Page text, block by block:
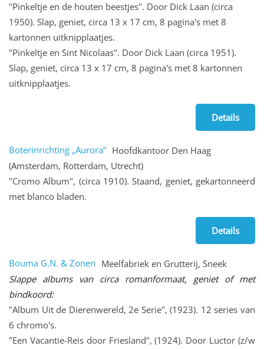
"Pinkeltje en de houten beestjes". Door Dick Laan (circa
1950). Slap, geniet, circa 13 x 17 cm, 8 pagina's met 8
kartonnen uitknipplaatjes.
"Pinkeltje en Sint Nicolaas". Door Dick Laan (circa 1951).
Slap, geniet, circa 13 x 17 cm, 8 pagina's met 8 kartonnen
uitknipplaatjes.
Details
Boterinrichting „Aurora” Hoofdkantoor Den Haag
(Amsterdam, Rotterdam, Utrecht)
"Cromo Album", (circa 1910). Staand, geniet, gekartonneerd
met blanco bladen.
Details
Bouma G.N. & Zonen Meelfabriek en Grutterij, Sneek
Slappe albums van circa romanformaat, geniet of met
bindkoord:
"Album Uit de Dierenwereld, 2e Serie", (1923). 12 series van
6 chromo's.
"Een Vacantie-Reis door Friesland", (1924). Door Luctor (z/w